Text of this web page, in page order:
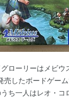
ローリーはメビウ
売したボードゲー
ち一人はレオ・コ